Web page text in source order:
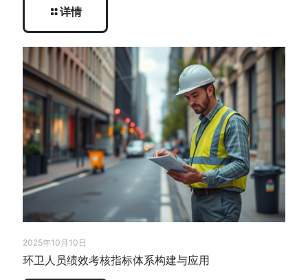
详情
2025年10月10日
环卫人员绩效考核指标体系构建与应用